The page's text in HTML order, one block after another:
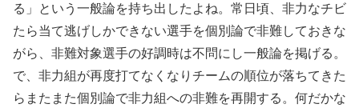
る」という一般論を持ち出したよね。常日頃、非力なチビ
たら当て逃げしかできない選手を個別論で非難しておきな
がら、非難対象選手の好調時は不問にし一般論を掲げる。
で、非力組が再度打てなくなりチームの順位が落ちてきた
らまたまた個別論で非力組への非難を再開する。何だかな